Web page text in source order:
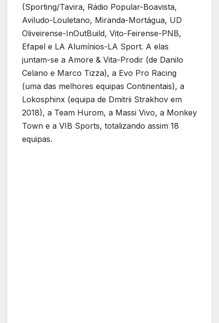
(Sporting/Tavira, Rádio Popular-Boavista,
Aviludo-Louletano, Miranda-Mortágua, UD
Oliveirense-InOutBuild, Vito-Feirense-PNB,
Efapel e LA Alumínios-LA Sport. A elas
juntam-se a Amore & Vita-Prodir (de Danilo
Celano e Marco Tizza), a Evo Pro Racing
(uma das melhores equipas Continentais), a
Lokosphinx (equipa de Dmitrii Strakhov em
2018), a Team Hurom, a Massi Vivo, a Monkey
Town e a VIB Sports, totalizando assim 18
equipas.